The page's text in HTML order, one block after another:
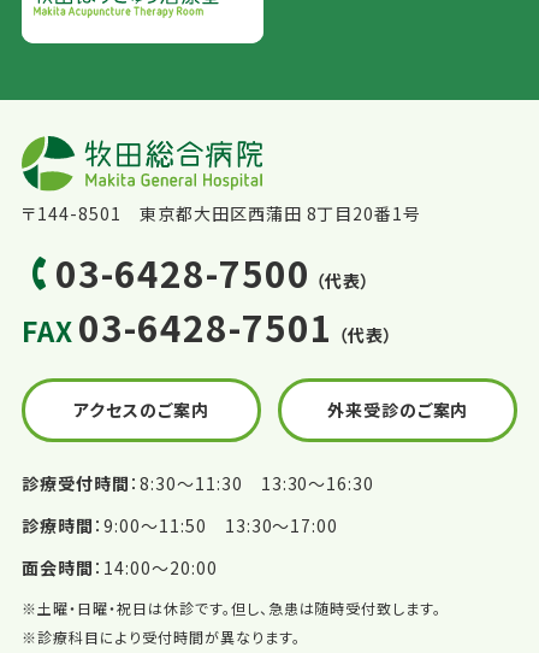
〒144-8501 東京都大田区西蒲田 8丁目20番1号
03-6428-7500 （代表）
FAX03-6428-7501 （代表）
アクセスのご案内 外来受診のご案内
診療受付時間 8:30〜11:30 13:30〜16:30
診療時間 9:00〜11:50 13:30〜17:00
面会時間 14:00〜20:00
※土曜・日曜・祝日は休診です。但し、急患は随時受付致します。
※診療科目により受付時間が異なります。